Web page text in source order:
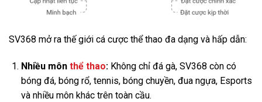
SV368 mở ra thế giới cá cược thể thao đa dạng và hấp dẫn:
Nhiều môn thể thao:Không chỉ đá gà, SV368 còn có
bóng đá, bóng rổ, tennis, bóng chuyền, đua ngựa, Esports
và nhiều môn khác trên toàn cầu.